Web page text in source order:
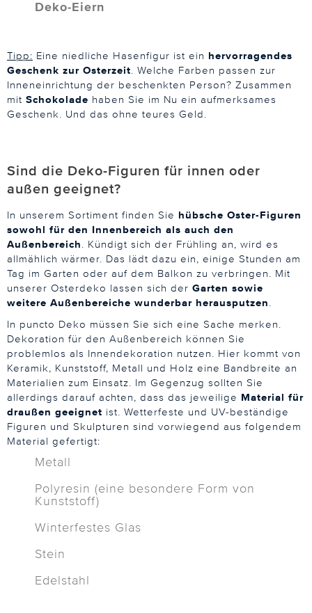
Deko-Eiern
Tipp: Eine niedliche Hasenfigur ist ein hervorragendes
Geschenk zur Osterzeit. Welche Farben passen zur
Inneneinrichtung der beschenkten Person? Zusammen
mit Schokolade haben Sie im Nu ein aufmerksames
Geschenk. Und das ohne teures Geld.
Sind die Deko-Figuren für innen oder
außen geeignet?
In unserem Sortiment finden Sie hübsche Oster-Figuren
sowohl für den Innenbereich als auch den
Außenbereich
. Kündigt sich der Frühling an, wird es
allmählich wärmer. Das lädt dazu ein, einige Stunden am
Tag im Garten oder auf dem Balkon zu verbringen. Mit
unserer Osterdeko lassen sich der Garten sowie
weitere Außenbereiche wunderbar herausputzen
In puncto Deko müssen Sie sich eine Sache merken.
Dekoration für den Außenbereich können Sie
problemlos als Innendekoration nutzen. Hier kommt von
Keramik, Kunststoff, Metall und Holz eine Bandbreite an
Materialien zum Einsatz. Im Gegenzug sollten Sie
allerdings darauf achten, dass das jeweilige Material für
draußen geeignet ist. Wetterfeste und UV-beständige
Figuren und Skulpturen sind vorwiegend aus folgendem
Material gefertigt:
Metall
Polyresin (eine besondere Form von
Kunststoff)
Winterfestes Glas
Stein
Edelstahl